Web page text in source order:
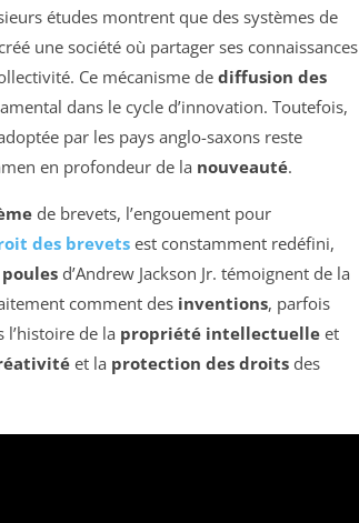
études montrent que des systèmes de
une société où partager ses connaissances
Ce mécanisme de diffusion des
dans le cycle d’innovation. Toutefois,
par les pays anglo-saxons reste
en profondeur de la nouveauté.
de brevets, l’engouement pour
des brevets est constamment redéfini,
d’Andrew Jackson Jr. témoignent de la
comment des inventions, parfois
de la propriété intellectuelle et
et la protection des droits des